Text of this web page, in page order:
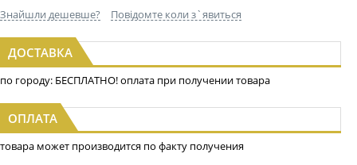
Знайшли дешевше? Повідомте коли з`явиться
ДОСТАВКА
по городу: БЕСПЛАТНО! оплата при получении товара
ОПЛАТА
товара может производится по факту получения